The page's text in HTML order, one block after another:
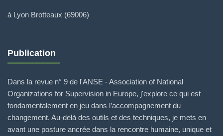
à Lyon Brotteaux (69006)
Publication
Dans la revue n° 9 de l'ANSE - Association of National
Organizations for Supervision in Europe, j'explore ce qui est
fondamentalement en jeu dans l’accompagnement du
changement. Au-delà des outils et des techniques, je mets en
avant une posture ancrée dans la rencontre humaine, unique et